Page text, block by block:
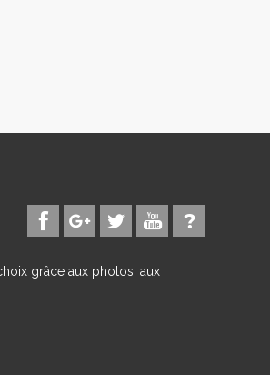
grâce aux photos, aux